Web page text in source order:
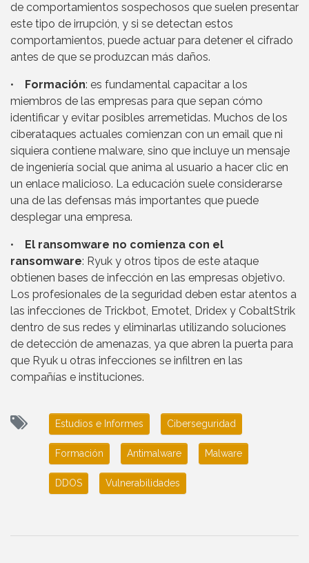
de comportamientos sospechosos que suelen presentar
este tipo de irrupción, y si se detectan estos
comportamientos, puede actuar para detener el cifrado
antes de que se produzcan más daños.
• Formación: es fundamental capacitar a los
miembros de las empresas para que sepan cómo
identificar y evitar posibles arremetidas. Muchos de los
ciberataques actuales comienzan con un email que ni
siquiera contiene malware, sino que incluye un mensaje
de ingeniería social que anima al usuario a hacer clic en
un enlace malicioso. La educación suele considerarse
una de las defensas más importantes que puede
desplegar una empresa.
•
El ransomware no comienza con el
ransomware: Ryuk y otros tipos de este ataque
obtienen bases de infección en las empresas objetivo.
Los profesionales de la seguridad deben estar atentos a
las infecciones de Trickbot, Emotet, Dridex y CobaltStrik
dentro de sus redes y eliminarlas utilizando soluciones
de detección de amenazas, ya que abren la puerta para
que Ryuk u otras infecciones se infiltren en las
compañías e instituciones.
Estudios e Informes Ciberseguridad
Formación Antimalware Malware
DDOS Vulnerabilidades